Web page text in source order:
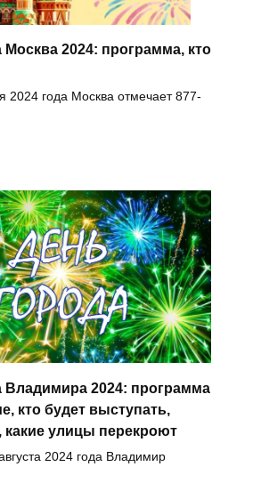
Москва 2024: программа, кто
2024 года Москва отмечает 877-
Владимира 2024: программа
кто будет выступать,
какие улицы перекроют
2024 года Владимир